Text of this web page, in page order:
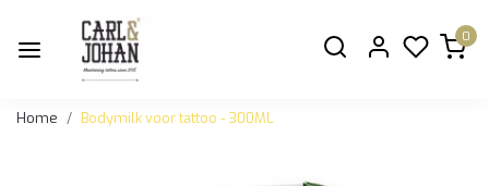
0
Home Bodymilk voor tattoo - 300ML